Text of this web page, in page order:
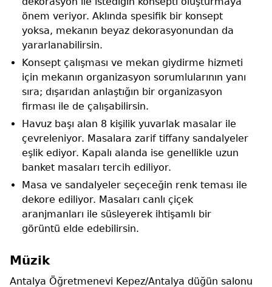
önem veriyor. Aklında spesifik bir konsept
yoksa, mekanın beyaz dekorasyonundan da
yararlanabilirsin.
Konsept çalışması ve mekan giydirme hizmeti
için mekanın organizasyon sorumlularının yanı
sıra; dışarıdan anlaştığın bir organizasyon
firması ile de çalışabilirsin.
Havuz başı alan 8 kişilik yuvarlak masalar ile
çevreleniyor. Masalara zarif tiffany sandalyeler
eşlik ediyor. Kapalı alanda ise genellikle uzun
banket masaları tercih ediliyor.
Masa ve sandalyeler seçeceğin renk teması ile
dekore ediliyor. Masaları canlı çiçek
aranjmanları ile süsleyerek ihtişamlı bir
görüntü elde edebilirsin.
Müzik
Antalya Öğretmenevi Kepez/Antalya düğün salonu